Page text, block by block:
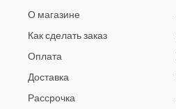
О магазине
Как сделать заказ
Оплата
Доставка
Рассрочка